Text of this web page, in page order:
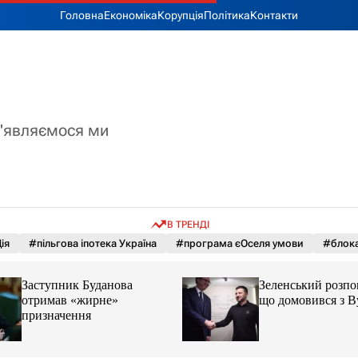
ГоловнаЕкономікаКорупціяПолітикаКонтакти
ми
В ТРЕНДІ
#пільгова іпотека Україна #програма єОселя умови
Заступник Буданова
отримав «жирне»
призначення
Зеленський
що домовився з